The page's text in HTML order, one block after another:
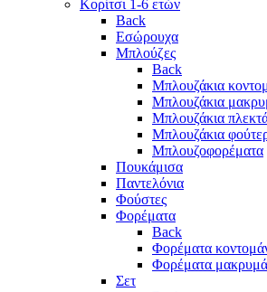
Κορίτσι 1-6 ετών
Back
Εσώρουχα
Μπλούζες
Back
Μπλουζάκια
Μπλουζάκια
Μπλουζάκια
Μπλουζάκια
Μπλουζοφορέματα
Πουκάμισα
Παντελόνια
Φούστες
Φορέματα
Back
Φορέματα
Φορέματα
Σετ